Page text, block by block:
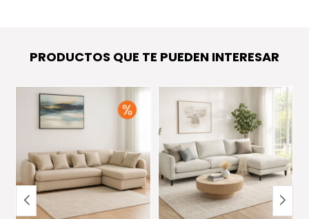
comodidad.
PRODUCTOS QUE TE PUEDEN INTERESAR